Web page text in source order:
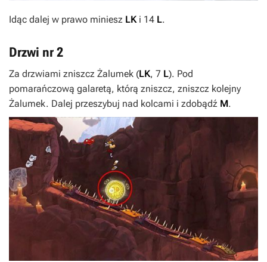
Idąc dalej w prawo miniesz LKi 14 L.
Drzwi nr 2
Za drzwiami zniszcz Żalumek (LK, 7 L). Pod
pomarańczową galaretą, którą zniszcz, zniszcz kolejny
Żalumek. Dalej przeszybuj nad kolcami i zdobądź M.